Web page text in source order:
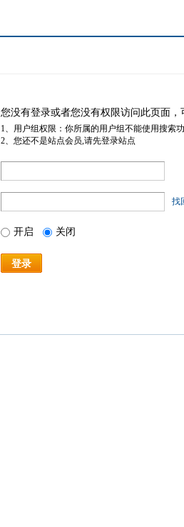
您没有登录或者您没有权限访问此页面
1、用户组权限：你所属的用户组不能使用搜索
2、您还不是站点会员,请先登录站点
找
开启 关闭
登录